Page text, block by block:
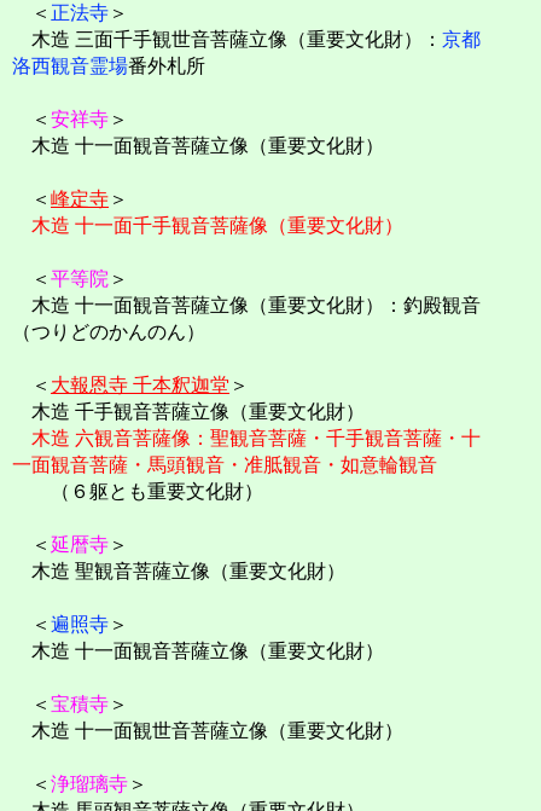
＜ 正法寺 ＞
木造 三面千手観世音菩薩立像（重要文化財）： 京都
洛西観音霊場番外札所
＜ 安祥寺 ＞
木造 十一面観音菩薩立像（重要文化財）
＜ 峰定寺 ＞
木造 十一面千手観音菩薩像（重要文化財）
＜ 平等院 ＞
木造 十一面観音菩薩立像（重要文化財）：釣殿観音
（つりどのかんのん）
＜ 大報恩寺 千本釈迦堂 ＞
木造 千手観音菩薩立像（重要文化財）
木造 六観音菩薩像：聖観音菩薩・千手観音菩薩・十
一面観音菩薩・馬頭観音・准胝観音・如意輪観音
（６躯とも重要文化財）
＜ 延暦寺 ＞
木造 聖観音菩薩立像（重要文化財）
＜ 遍照寺 ＞
木造 十一面観音菩薩立像（重要文化財）
＜ 宝積寺 ＞
木造 十一面観世音菩薩立像（重要文化財）
＜ 浄瑠璃寺 ＞